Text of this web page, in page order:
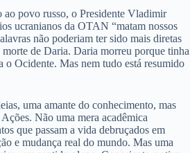
ao povo russo, o Presidente Vladimir
ucranianos da OTAN “matam nossos
não poderiam ter sido mais diretas
de Daria. Daria morreu porque tinha
o Ocidente. Mas nem tudo está resumido
uma amante do conhecimento, mas
Não uma mera acadêmica
que passam a vida debruçados em
e mudança real do mundo. Mas uma